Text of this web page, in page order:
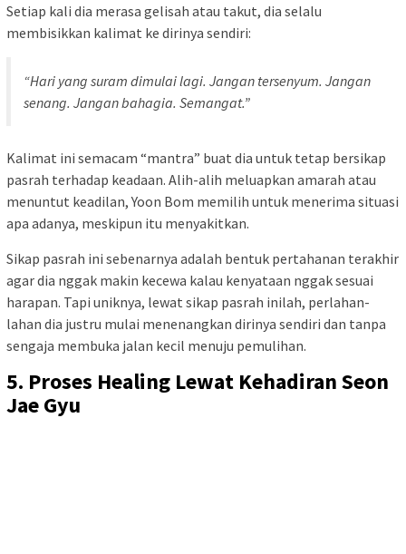
Setiap kali dia merasa gelisah atau takut, dia selalu
membisikkan kalimat ke dirinya sendiri:
“Hari yang suram dimulai lagi. Jangan tersenyum. Jangan
senang. Jangan bahagia. Semangat.”
Kalimat ini semacam “mantra” buat dia untuk tetap bersikap
pasrah terhadap keadaan. Alih-alih meluapkan amarah atau
menuntut keadilan, Yoon Bom memilih untuk menerima situasi
apa adanya, meskipun itu menyakitkan.
Sikap pasrah ini sebenarnya adalah bentuk pertahanan terakhir
agar dia nggak makin kecewa kalau kenyataan nggak sesuai
harapan. Tapi uniknya, lewat sikap pasrah inilah, perlahan-
lahan dia justru mulai menenangkan dirinya sendiri dan tanpa
sengaja membuka jalan kecil menuju pemulihan.
5. Proses Healing Lewat Kehadiran Seon
Jae Gyu